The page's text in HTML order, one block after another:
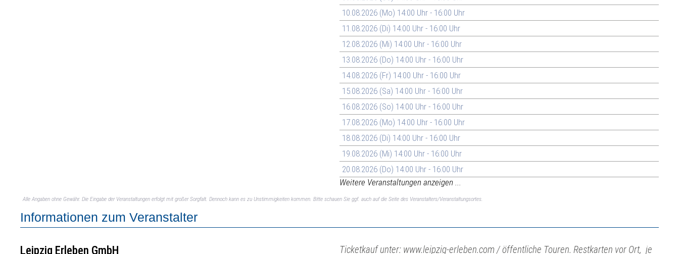
10.08.2026 (Mo) 14:00 Uhr - 16:00 Uhr
11.08.2026 (Di) 14:00 Uhr - 16:00 Uhr
12.08.2026 (Mi) 14:00 Uhr - 16:00 Uhr
13.08.2026 (Do) 14:00 Uhr - 16:00 Uhr
14.08.2026 (Fr) 14:00 Uhr - 16:00 Uhr
15.08.2026 (Sa) 14:00 Uhr - 16:00 Uhr
16.08.2026 (So) 14:00 Uhr - 16:00 Uhr
17.08.2026 (Mo) 14:00 Uhr - 16:00 Uhr
18.08.2026 (Di) 14:00 Uhr - 16:00 Uhr
19.08.2026 (Mi) 14:00 Uhr - 16:00 Uhr
20.08.2026 (Do) 14:00 Uhr - 16:00 Uhr
Weitere Veranstaltungen anzeigen ...
Alle Angaben ohne Gewähr. Die Eingabe der Veranstaltungen erfolgt mit großer Sorgfalt. Dennoch kann es zu Unstimmigkeiten kommen. Bitte schauen Sie ggf. auch auf die Seite des Veranstalters/Veranstaltungsortes.
Informationen zum Veranstalter
Leipzig Erleben GmbH
Ticketkauf unter: www.leipzig-erleben.com / öffentliche Touren. Restkarten vor Ort, je